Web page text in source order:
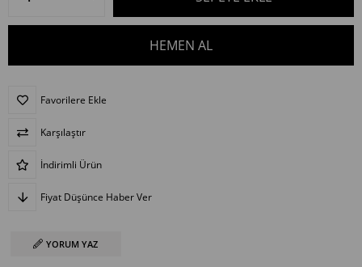
Favorilere Ekle
Karşılaştır
İndirimli Ürün
Fiyat Düşünce Haber Ver
YORUM YAZ